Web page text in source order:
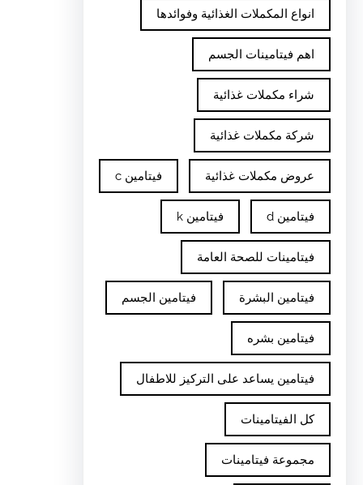
انواع المكملات الغذائية وفوائدها
اهم فيتامينات الجسم
شراء مكملات غذائية
شركة مكملات غذائية
عروض مكملات غذائية فيتامين c
فيتامين d فيتامين k
فيتامينات للصحة العامة
فيتامين البشرة فيتامين الجسم
فيتامين بشره
فيتامين يساعد على التركيز للاطفال
كل الفيتامينات
مجموعة فيتامينات